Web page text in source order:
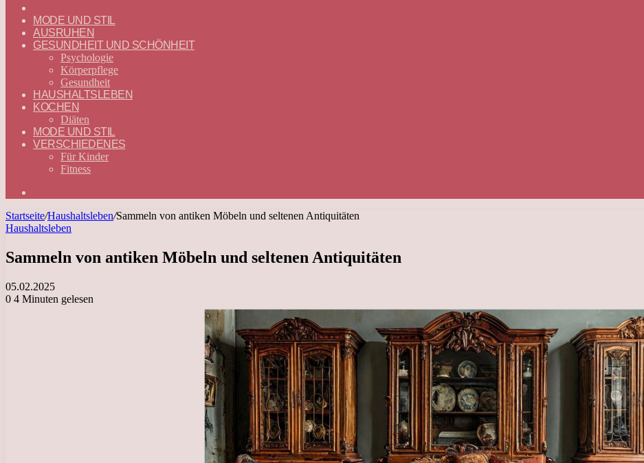
—
DEUTSCH
MODE UND STIL
AUSRUHEN
GESUNDHEIT UND SCHÖNHEIT
Psychologie
Körperpflege
Gesundheit
HAUSHALTSLEBEN
KOCHEN
Diäten
MODE UND STIL
VERSCHIEDENES
Für Kinder
Fitness
Startseite/Haushaltsleben/Sammeln von antiken Möbeln und seltenen Antiquitäten
Haushaltsleben
Sammeln von antiken Möbeln und seltenen Antiquitäten
05.02.2025
0 4 Minuten gelesen